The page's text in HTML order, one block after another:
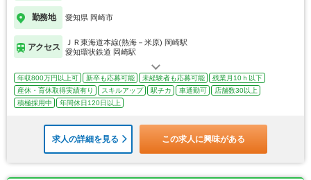
勤務地 愛知県 岡崎市
アクセス
ＪＲ東海道本線(熱海－米原) 岡崎駅
愛知環状鉄道 岡崎駅
年収800万円以上可 新卒も応募可能 未経験者も応募可能
残業月10ｈ以下
産休・育休取得実績有り
スキルアップ 駅チカ 車通勤可
店舗数30以上
積極採用中
年間休日120日以上
求人の詳細を見る この求人に興味がある